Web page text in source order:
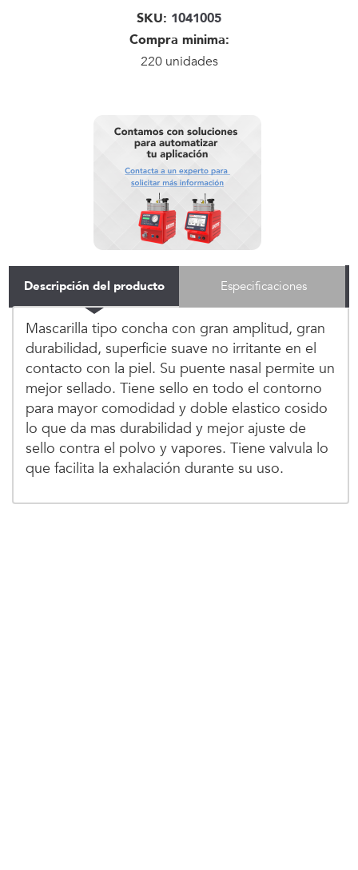
SKU: 1041005
Compra minima:
220 unidades
Descripción del producto
Mascarilla tipo concha con gran amplitud, gran
durabilidad, superficie suave no irritante en el
contacto con la piel. Su puente nasal permite un
mejor sellado. Tiene sello en todo el contorno
para mayor comodidad y doble elastico cosido
lo que da mas durabilidad y mejor ajuste de
sello contra el polvo y vapores. Tiene valvula lo
que facilita la exhalación durante su uso.
Especificaciones